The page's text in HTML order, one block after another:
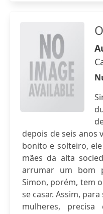
depois de seis anos
bonito e solteiro,
mães da alta
arrumar um bom
Simon, porém, tem
se casar. Assim,
mulheres,